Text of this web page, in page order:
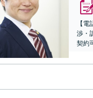
【
渉・
契約